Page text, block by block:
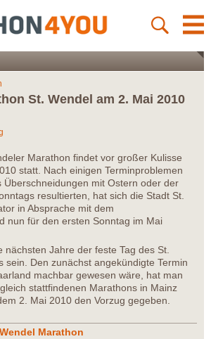
St. Wendel am 2. Mai 2010
Marathon findet vor großer Kulisse
statt. Nach einigen Terminproblemen
Überschneidungen mit Ostern oder der
resultierten, hat sich die Stadt St.
in Absprache mit dem
nun für den ersten Sonntag im Mai
nächsten Jahre der feste Tag des St.
sein. Den zunächst angekündigte Termin
machbar gewesen wäre, hat man
stattfindenen Marathons in Mainz
2. Mai 2010 den Vorzug gegeben.
Marathon